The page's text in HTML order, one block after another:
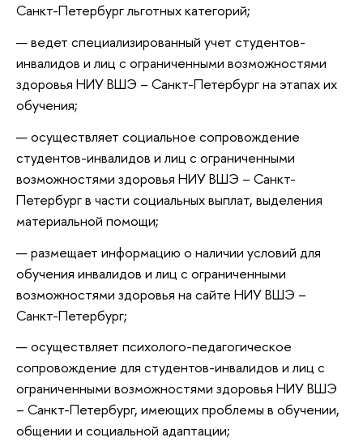
Санкт-Петербург льготных категорий;
ведет специализированный учет студентов-
инвалидов и лиц с ограниченными возможностями
здоровья НИУ ВШЭ – Санкт-Петербург на этапах их
обучения;
осуществляет социальное сопровождение
студентов-инвалидов и лиц с ограниченными
возможностями здоровья НИУ ВШЭ – Санкт-
Петербург в части социальных выплат, выделения
материальной помощи;
размещает информацию о наличии условий для
обучения инвалидов и лиц с ограниченными
возможностями здоровья на сайте НИУ ВШЭ –
Санкт-Петербург;
осуществляет психолого-педагогическое
сопровождение для студентов-инвалидов и лиц с
ограниченными возможностями здоровья НИУ ВШЭ
– Санкт-Петербург, имеющих проблемы в обучении,
общении и социальной адаптации;